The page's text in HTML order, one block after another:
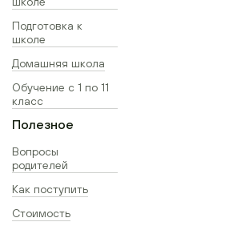
Подготовка к
школе
Домашняя школа
Обучение с 1 по 11
класс
Полезное
Вопросы
родителей
Как поступить
Стоимость